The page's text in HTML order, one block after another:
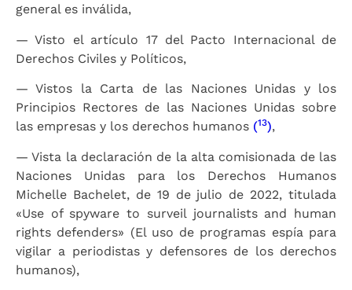
general es inválida,
— Visto el artículo 17 del Pacto Internacional de
Derechos Civiles y Políticos,
— Vistos la Carta de las Naciones Unidas y los
Principios Rectores de las Naciones Unidas sobre
las empresas y los derechos humanos (13),
— Vista la declaración de la alta comisionada de las
Naciones Unidas para los Derechos Humanos
Michelle Bachelet, de 19 de julio de 2022, titulada
«Use of spyware to surveil journalists and human
rights defenders» (El uso de programas espía para
vigilar a periodistas y defensores de los derechos
humanos),